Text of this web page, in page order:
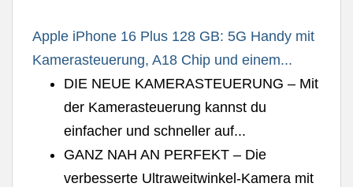
Apple iPhone 16 Plus 128 GB: 5G Handy mit
Kamerasteuerung, A18 Chip und einem...
DIE NEUE KAMERASTEUERUNG – Mit
der Kamerasteuerung kannst du
einfacher und schneller auf...
GANZ NAH AN PERFEKT – Die
verbesserte Ultraweitwinkel-Kamera mit